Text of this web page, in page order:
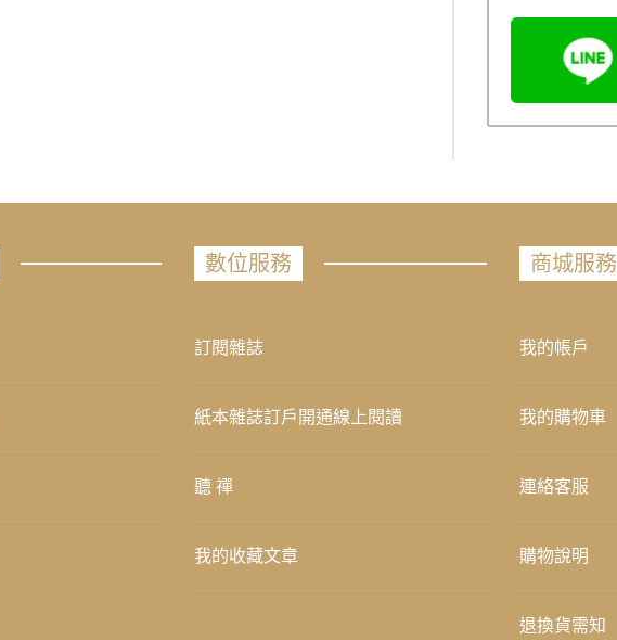
數位服務
訂閱雜誌
紙本雜誌訂戶開通線上閱讀
聽 禪
我的收藏文章
商城服務
我的帳戶
我的購物車
連絡客服
購物說明
退換貨需知